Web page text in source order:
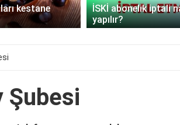
kestane
İSKİ abonelik iptali
yapılır?
Şubesi